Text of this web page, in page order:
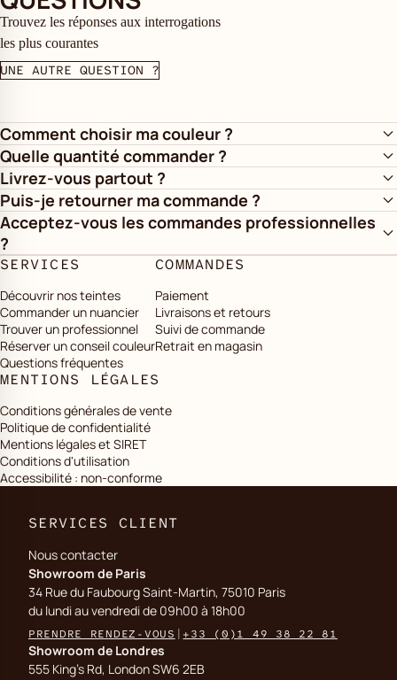
Trouvez les réponses aux interrogations
les plus courantes
UNE AUTRE QUESTION ?
Comment choisir ma couleur ?
Quelle quantité commander ?
Livrez-vous partout ?
Puis-je retourner ma commande ?
Acceptez-vous les commandes professionnelles
?
SERVICES
Découvrir nos teintes
Commander un nuancier
Trouver un professionnel
Réserver un conseil couleur
Questions fréquentes
COMMANDES
Paiement
Livraisons et retours
Suivi de commande
Retrait en magasin
MENTIONS LÉGALES
Conditions générales de vente
Politique de confidentialité
Mentions légales et SIRET
Conditions d'utilisation
Accessibilité : non-conforme
SERVICES CLIENT
Nous contacter
Showroom de Paris
34 Rue du Faubourg Saint-Martin, 75010 Paris
du lundi au vendredi de 09h00 à 18h00
PRENDRE RENDEZ-VOUS +33 (0)1 49 38 22 81
Showroom de Londres
555 King's Rd, London SW6 2EB